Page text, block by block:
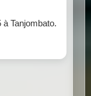
Tanjombato.